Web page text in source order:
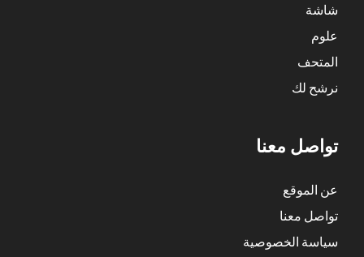
شاشة
علوم
المتحف
نرشح لك
تواصل معنا
عن الموقع
تواصل معنا
سياسة الخصوصية